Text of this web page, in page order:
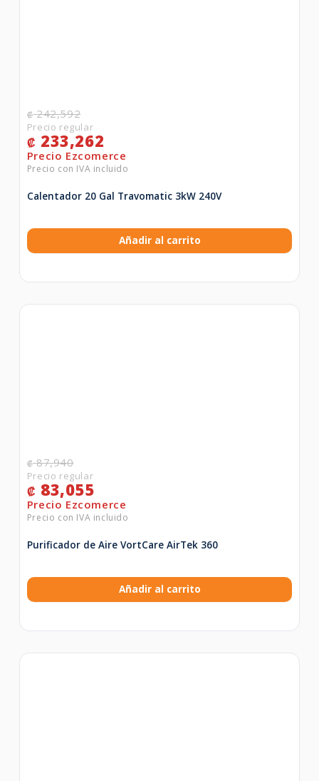
₡242,592
₡ 233,262
Calentador 20 Gal Travomatic 3kW 240V
Añadir al carrito
₡87,940
₡ 83,055
Purificador de Aire VortCare AirTek 360
Añadir al carrito